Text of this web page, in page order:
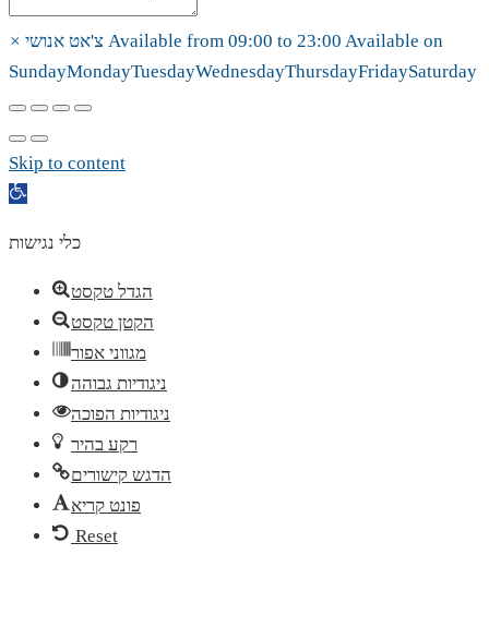
× צ'אט אנושי Available from 09:00 to 23:00 Available on
SundayMondayTuesdayWednesdayThursdayFridaySaturday
Skip to content
Open
כלי נגישות
הגדל טקסט
הקטן טקסט
מגווני אפור
ניגודיות גבוהה
ניגודיות הפוכה
רקע בהיר
הדגש קישורים
פונט קריא
Reset